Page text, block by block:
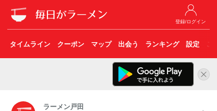
登録/ログイン
タイムライン クーポン マップ 出会う ランキング 設定 こ
ラーメン戸田